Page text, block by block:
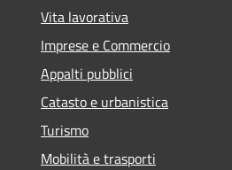
Vita lavorativa
Imprese e Commercio
Appalti pubblici
Catasto e urbanistica
Turismo
Mobilità e trasporti